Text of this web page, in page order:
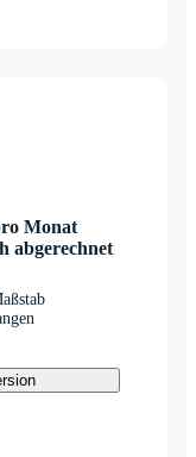
Monat
abgerechnet